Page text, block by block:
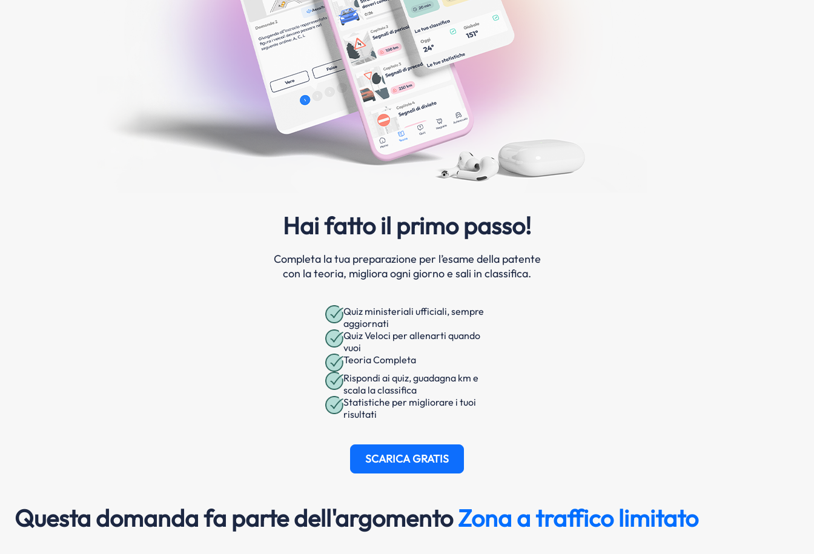
Hai fatto il primo passo!
Completa la tua preparazione per l’esame della patente
con la teoria, migliora ogni giorno e sali in classifica.
Quiz ministeriali ufficiali, sempre
aggiornati
Quiz Veloci per allenarti quando
vuoi
Teoria Completa
Rispondi ai quiz, guadagna km e
scala la classifica
Statistiche per migliorare i tuoi
risultati
SCARICA GRATIS
Questa domanda fa parte dell'argomentoZona a traffico limitato